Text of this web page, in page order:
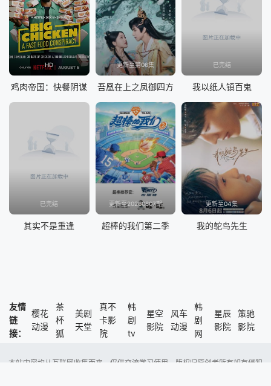
HD
鸡肉帝国：快餐阴谋
更新至第06集
吾凰在上之凤御四方
已完结
我以纸人镇百鬼
已完结
其实不是重逢
更新至20260807期
超棒的我们第二季
更新至04集
我的鸵鸟先生
友情
链
接：
樱花
动漫
茶
杯
狐
美剧
天堂
真不
卡影
院
韩
剧
tv
星空
影院
风车
动漫
韩
剧
网
星辰
影院
策驰
影院
本站内容均从互联网收集而来，仅供交流学习使用，版权归原创者所有如有侵犯